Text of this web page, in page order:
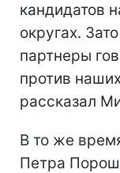
кандидатов
округах.
партнеры
против
рассказал
В то же
Петра